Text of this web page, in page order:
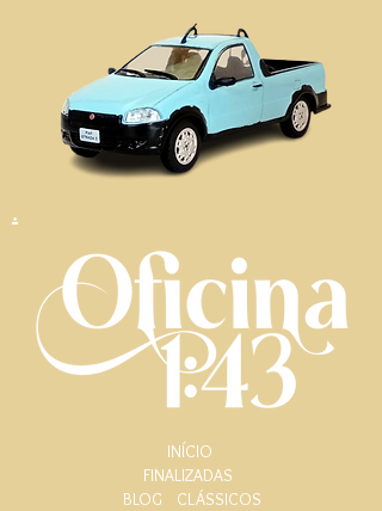
.
INÍCIO
FINALIZADAS
BLOG
CLÁSSICOS